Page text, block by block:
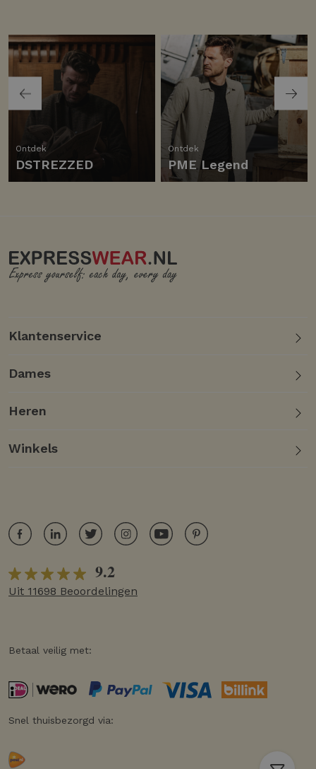
Ontdek
DSTREZZED
Ontdek
PME Legend
Klantenservice
Dames
Heren
Winkels
9.2
Uit 11698 Beoordelingen
Betaal veilig met:
Snel thuisbezorgd via: